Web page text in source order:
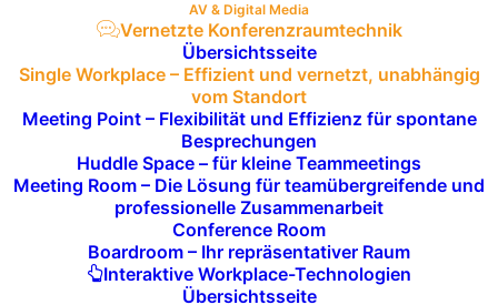
AV & Digital Media
Vernetzte Konferenzraumtechnik
Übersichtsseite
Single Workplace – Effizient und vernetzt, unabhängig
vom Standort
Meeting Point – Flexibilität und Effizienz für spontane
Besprechungen
Huddle Space – für kleine Teammeetings
Meeting Room – Die Lösung für teamübergreifende und
professionelle Zusammenarbeit
Conference Room
Boardroom – Ihr repräsentativer Raum
Interaktive Workplace-Technologien
Übersichtsseite
Tools für interaktive
Zusammenarbeit:
Gruppen-Chat, Content
Sharing und
Whiteboarding